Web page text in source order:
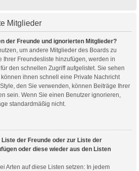
Mitglieder
der Freunde und ignorierten Mitglieder?
um andere Mitglieder des Boards zu
Ihrer Freundesliste hinzufügen, werden in
den schnellen Zugriff aufgelistet. Sie sehen
ihnen schnell eine Private Nachricht
den Sie verwenden, können Beiträge Ihrer
sein. Wenn Sie einen Benutzer ignorieren,
standardmäßig nicht.
der Freunde oder zur Liste der
oder diese wieder aus den Listen
Arten auf diese Listen setzen: In jedem